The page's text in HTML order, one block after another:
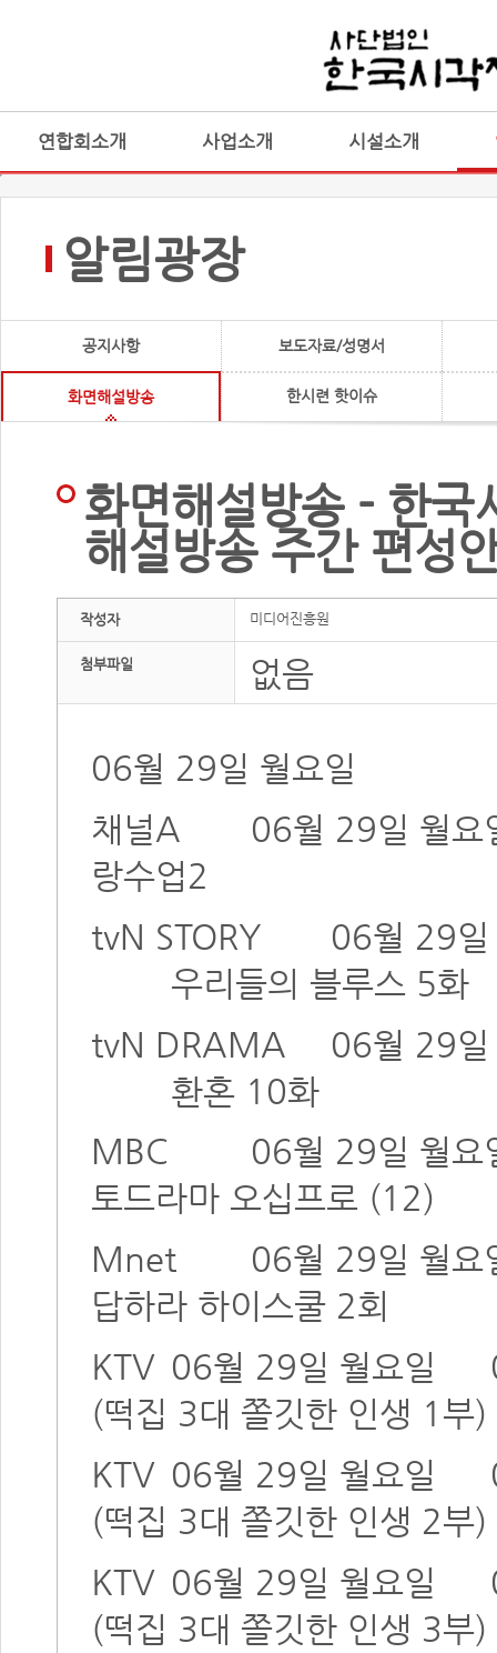
연합회소개 사업소개 시설소개
알림광장
공지사항 보도자료/성명서
화면해설방송 한시련 핫이슈
화면해설방송 - 한국
해설방송 주간 편성
작성자 미디어진흥원
첨부파일 없음
06월 29일 월요일
채널A
06월 29일 월요
랑수업2
tvN STORY
06월 29일
우리들의 블루스 5화
tvN DRAMA
06월 29일
환혼 10화
MBC
06월 29일 월요
토드라마 오십프로 (12)
Mnet
06월 29일 월요
답하라 하이스쿨 2회
KTV 06월 29일 월요일
(떡집 3대 쫄깃한 인생 1부)
KTV 06월 29일 월요일
(떡집 3대 쫄깃한 인생 2부)
KTV 06월 29일 월요일
(떡집 3대 쫄깃한 인생 3부)